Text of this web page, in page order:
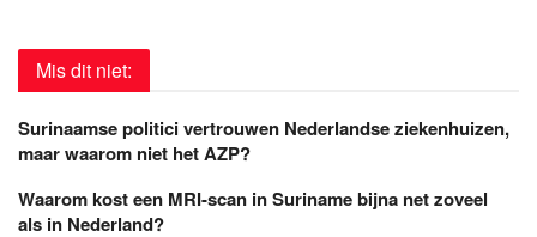
Mis dit niet:
Surinaamse politici vertrouwen Nederlandse ziekenhuizen,
maar waarom niet het AZP?
Waarom kost een MRI-scan in Suriname bijna net zoveel
als in Nederland?